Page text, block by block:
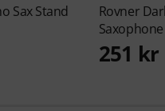
Sax Stand
Rovner
Saxophone
251 kr